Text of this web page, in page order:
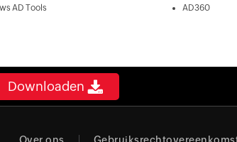
AD Tools
AD360
Downloaden